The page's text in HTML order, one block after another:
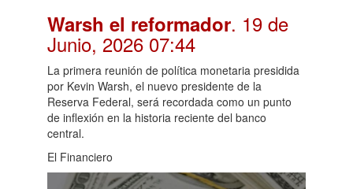
Warsh el reformador. 19 de
Junio, 2026 07:44
La primera reunión de política monetaria presidida
por Kevin Warsh, el nuevo presidente de la
Reserva Federal, será recordada como un punto
de inflexión en la historia reciente del banco
central.
El Financiero